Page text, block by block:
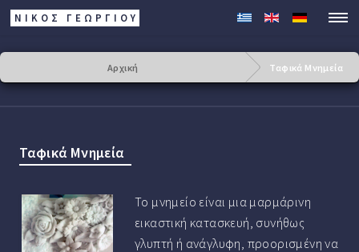
ΝΙΚΟΣ ΓΕΩΡΓΊΟΥ
Αρχική Ταφικά Μνημεία
Ταφικά Μνημεία
Το μνημείο είναι μια μαρμάρινη
εικαστική κατασκευή, συνήθως
γλυπτή ή ανάγλυφη, προορισμένη να